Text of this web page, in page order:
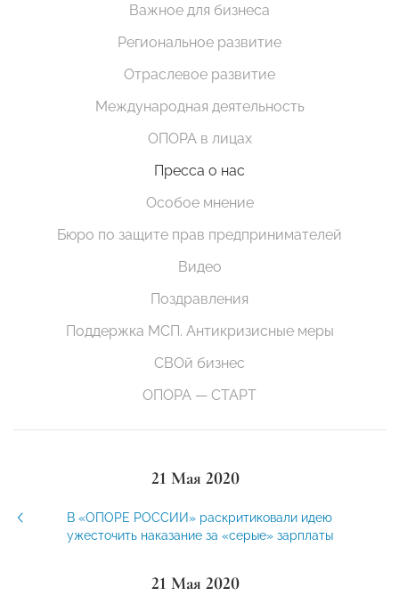
Важное для бизнеса
Региональное развитие
Отраслевое развитие
Международная деятельность
ОПОРА в лицах
Пресса о нас
Особое мнение
Бюро по защите прав предпринимателей
Видео
Поздравления
Поддержка МСП. Антикризисные меры
СВОй бизнес
ОПОРА — СТАРТ
21 Мая 2020
В «ОПОРЕ РОССИИ» раскритиковали идею
ужесточить наказание за «серые» зарплаты
21 Мая 2020